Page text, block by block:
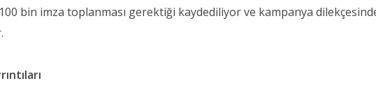
bin imza toplanması gerektiği kaydediliyor ve kampanya